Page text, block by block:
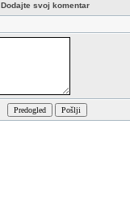
Dodajte svoj komentar